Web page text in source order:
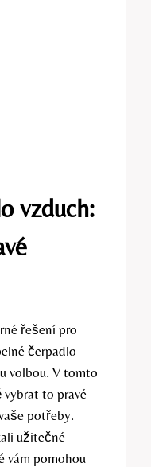
vzduch:
řešení pro
čerpadlo
volbou. V tomto
vybrat to pravé
potřeby.
užitečné
vám pomohou